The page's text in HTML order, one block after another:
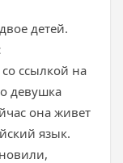
детей.
ссылкой на
девушка
она живет
язык.